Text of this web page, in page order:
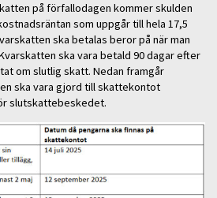
på förfallodagen kommer skulden
som uppgår till hela 17,5
ska betalas beror på när man
ska vara betald 90 dagar efter
om slutlig skatt. Nedan framgår
ska vara gjord till skattekontot
slutskattebeskedet.